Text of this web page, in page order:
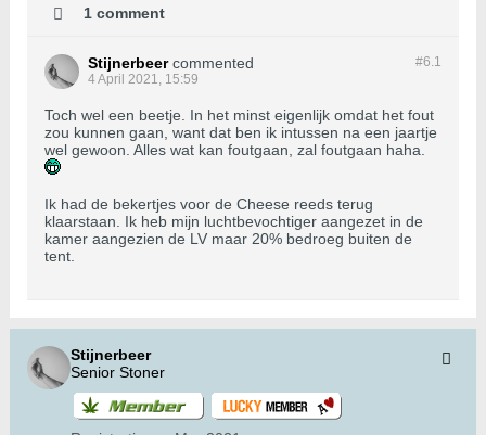
1 comment
#6.1
Stijnerbeer commented
4 April 2021, 15:59
Toch wel een beetje. In het minst eigenlijk omdat het fout
zou kunnen gaan, want dat ben ik intussen na een jaartje
wel gewoon. Alles wat kan foutgaan, zal foutgaan haha.
Ik had de bekertjes voor de Cheese reeds terug
klaarstaan. Ik heb mijn luchtbevochtiger aangezet in de
kamer aangezien de LV maar 20% bedroeg buiten de
tent.
Stijnerbeer
Senior Stoner